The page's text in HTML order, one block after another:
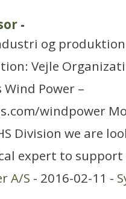
-
og produktion
Vejle
Wind Power –
windpower
Division we are
expert to
A/S - 2016-02-11 -